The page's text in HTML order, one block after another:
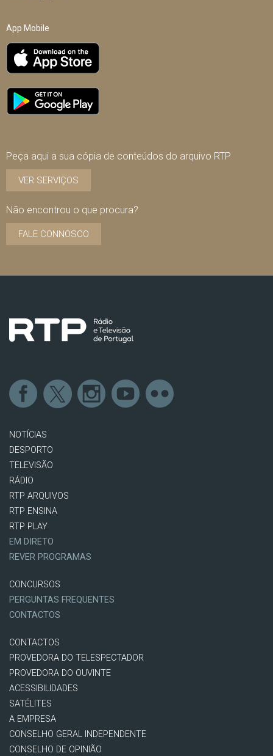
App Mobile
Peça aqui a sua cópia de conteúdos do arquivo RTP
VER SERVIÇOS
Não encontrou o que procura?
FALE CONNOSCO
NOTÍCIAS
DESPORTO
TELEVISÃO
RÁDIO
RTP ARQUIVOS
RTP ENSINA
RTP PLAY
EM DIRETO
REVER PROGRAMAS
CONCURSOS
PERGUNTAS FREQUENTES
CONTACTOS
CONTACTOS
PROVEDORA DO TELESPECTADOR
PROVEDORA DO OUVINTE
ACESSIBILIDADES
SATÉLITES
A EMPRESA
CONSELHO GERAL INDEPENDENTE
CONSELHO DE OPINIÃO